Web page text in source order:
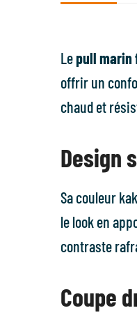
Lepull marin
offrir un
chaud et
Design
Sa couleur
le look en
contraste
Coupe